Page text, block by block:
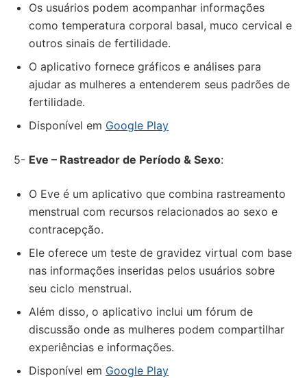
Os usuários podem acompanhar informações
como temperatura corporal basal, muco cervical e
outros sinais de fertilidade.
O aplicativo fornece gráficos e análises para
ajudar as mulheres a entenderem seus padrões de
fertilidade.
Disponível em Google Play
5- Eve – Rastreador de Período & Sexo:
O Eve é um aplicativo que combina rastreamento
menstrual com recursos relacionados ao sexo e
contracepção.
Ele oferece um teste de gravidez virtual com base
nas informações inseridas pelos usuários sobre
seu ciclo menstrual.
Além disso, o aplicativo inclui um fórum de
discussão onde as mulheres podem compartilhar
experiências e informações.
Disponível em Google Play